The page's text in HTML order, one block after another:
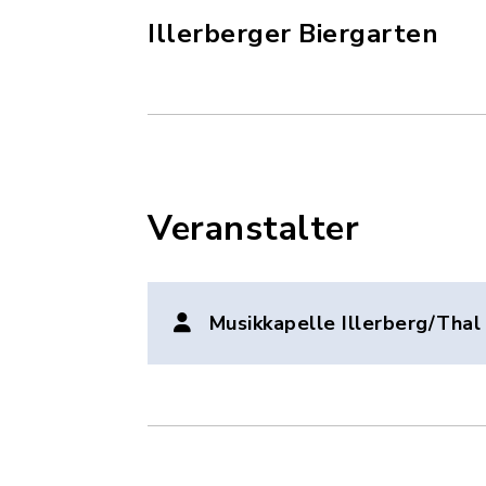
Illerberger Biergarten
Veranstalter
Musikkapelle Illerberg/Thal